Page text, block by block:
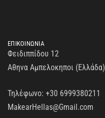
ΕΠΙΚΟΙΝΩΝΙΑ
Φειδιππίδου 12
Αθηνα Αμπελοκηποι (Ελλάδα)
Τηλέφωνο: +30 6999380211
MakearHellas@Gmail.com